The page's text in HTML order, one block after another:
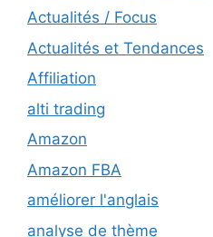
Actualités / Focus
Actualités et Tendances
Affiliation
alti trading
Amazon
Amazon FBA
améliorer l'anglais
analyse de thème